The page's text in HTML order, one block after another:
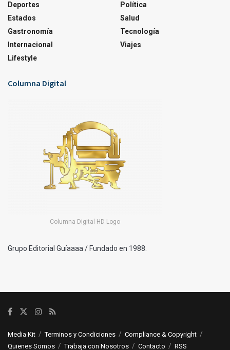
Deportes
Estados
Gastronomía
Internacional
Lifestyle
Política
Salud
Tecnología
Viajes
Columna Digital
Columna Digital HD Logo
Grupo Editorial Guíaaaa / Fundado en 1988.
Media Kit Terminos y Condiciones
Compliance & Copyright
Quienes Somos
Trabaja con Nosotros Contacto RSS